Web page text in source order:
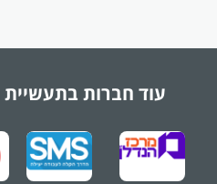
עוד חברות בתעשיית